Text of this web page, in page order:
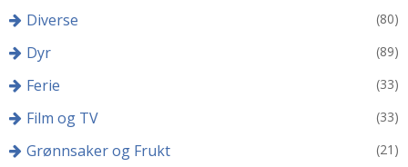
Diverse (80)
Dyr (89)
Ferie (33)
Film og TV (33)
Grønnsaker og Frukt (21)